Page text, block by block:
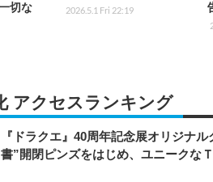
切な
2026.5.1 Fri 22:19
アクセスランキング
『ドラクエ』40周年記念展オリジナ
書”開閉ピンズをはじめ、ユニークな